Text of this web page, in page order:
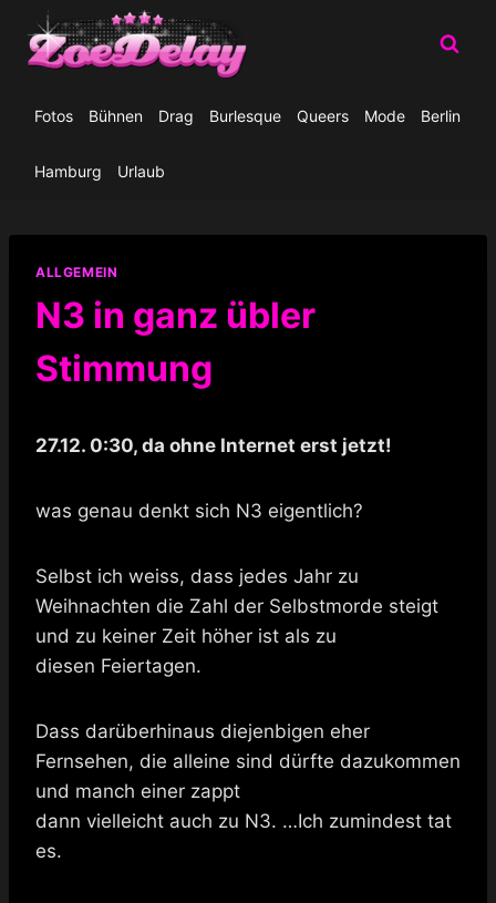
Inhalt
springen
Fotos Bühnen Drag Burlesque Queers Mode Berlin
Hamburg Urlaub
ALLGEMEIN
N3 in ganz übler
Stimmung
27.12. 0:30, da ohne Internet erst jetzt!
was genau denkt sich N3 eigentlich?
Selbst ich weiss, dass jedes Jahr zu
Weihnachten die Zahl der Selbstmorde steigt
und zu keiner Zeit höher ist als zu
diesen Feiertagen.
Dass darüberhinaus diejenbigen eher
Fernsehen, die alleine sind dürfte dazukommen
und manch einer zappt
dann vielleicht auch zu N3. …Ich zumindest tat
es.